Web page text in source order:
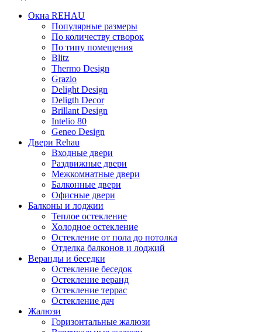
Окна REHAU
Популярные размеры
По количеству створок
По типу помещения
Blitz
Thermo Design
Grazio
Delight Design
Deligth Decor
Brillant Design
Intelio 80
Geneo Design
Двери Rehau
Входные двери
Раздвижные двери
Межкомнатные двери
Балконные двери
Офисные двери
Балконы и лоджии
Теплое остекление
Холодное остекление
Остекление от пола до потолка
Отделка балконов и лоджий
Веранды и беседки
Остекление беседок
Остекление веранд
Остекление террас
Остекление дач
Жалюзи
Горизонтальные жалюзи